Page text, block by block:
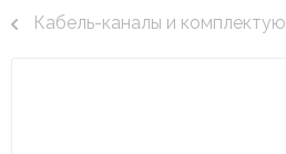
Кабель-каналы и